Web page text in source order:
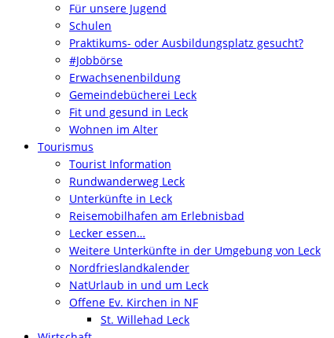
Für unsere Jugend
Schulen
Praktikums- oder Ausbildungsplatz gesucht?
#Jobbörse
Erwachsenenbildung
Gemeindebücherei Leck
Fit und gesund in Leck
Wohnen im Alter
Tourismus
Tourist Information
Rundwanderweg Leck
Unterkünfte in Leck
Reisemobilhafen am Erlebnisbad
Lecker essen…
Weitere Unterkünfte in der Umgebung von Leck
Nordfrieslandkalender
NatUrlaub in und um Leck
Offene Ev. Kirchen in NF
St. Willehad Leck